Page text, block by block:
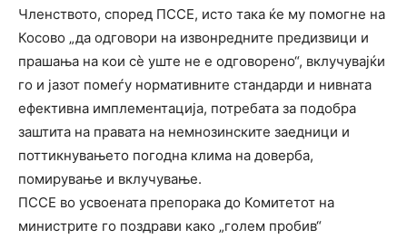
Членството, според ПССЕ, исто така ќе му помогне на
Косово „да одговори на извонредните предизвици и
прашања на кои сѐ уште не е одговорено“, вклучувајќи
го и јазот помеѓу нормативните стандарди и нивната
ефективна имплементација, потребата за подобра
заштита на правата на немнозинските заедници и
поттикнувањето погодна клима на доверба,
помирување и вклучување.
ПССЕ во усвоената препорака до Комитетот на
министрите го поздрави како „голем пробив“